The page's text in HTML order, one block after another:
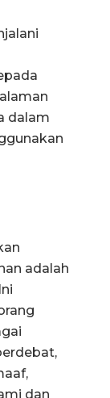
dalam
adalah
dan